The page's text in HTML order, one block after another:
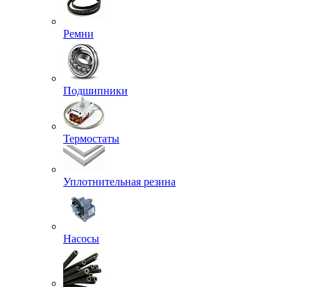
Ремни
Подшипники
Термостаты
Уплотнительная резина
Насосы